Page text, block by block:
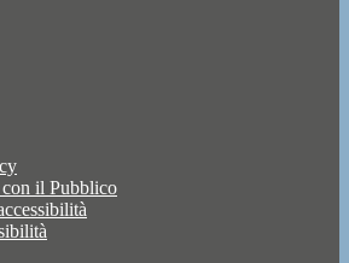
il Pubblico